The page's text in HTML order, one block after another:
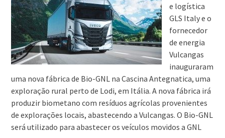
e logística
GLS Italy e o
fornecedor
de energia
Vulcangas
inauguraram
uma nova fábrica de Bio-GNL na Cascina Antegnatica, uma
exploração rural perto de Lodi, em Itália. A nova fábrica irá
produzir biometano com resíduos agrícolas provenientes
de explorações locais, abastecendo a Vulcangas. O Bio-GNL
será utilizado para abastecer os veículos movidos a GNL